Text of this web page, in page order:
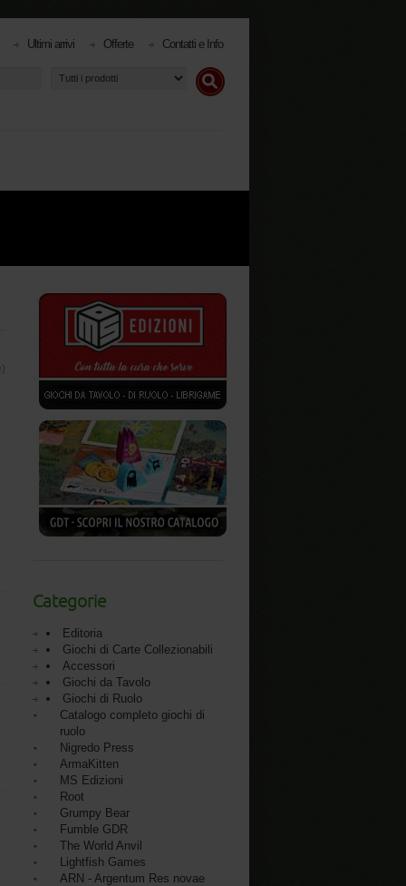
Ultimi arrivi Offerte Contatti e Info
Categorie
Editoria
Giochi di Carte Collezionabili
Accessori
Giochi da Tavolo
Giochi di Ruolo
Catalogo completo giochi di
ruolo
Nigredo Press
ArmaKitten
MS Edizioni
Root
Grumpy Bear
Fumble GDR
The World Anvil
Lightfish Games
ARN - Argentum Res novae